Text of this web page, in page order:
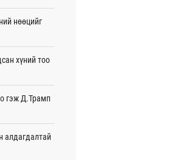
талаар
дүүрдэг
нөөцийг
хүний тоо
гэж Д.Трамп
алдагдалтай